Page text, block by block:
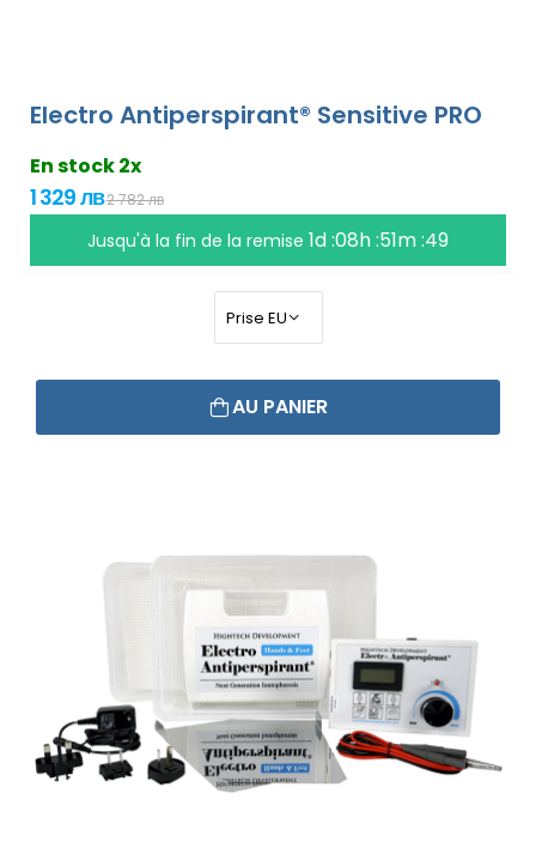
Electro Antiperspirant® Sensitive PRO
En stock 2x
1 329 лв2 782 лв
Jusqu'à la fin de la remise 1d :08h :51m :48
AU PANIER